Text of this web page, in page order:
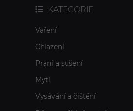
KATEGORIE
Vaření
Chlazení
Praní a sušení
Mytí
Vysávání a čištění